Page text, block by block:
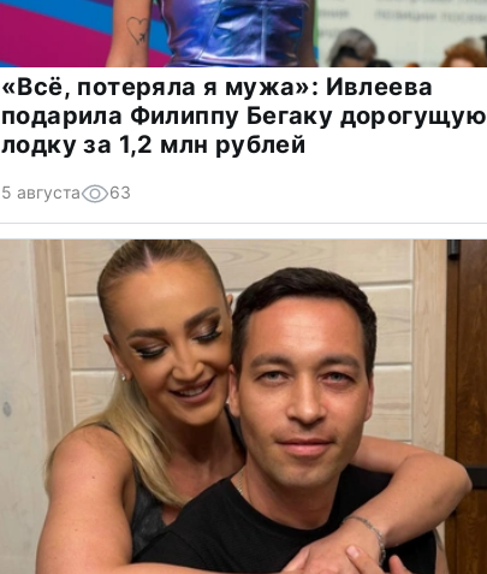
«Всё, потеряла я мужа»: Ивлеева
подарила Филиппу Бегаку дорогущую
лодку за 1,2 млн рублей
5 августа 63